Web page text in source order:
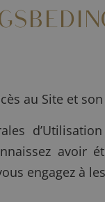
au Site et
avoir
engagez à